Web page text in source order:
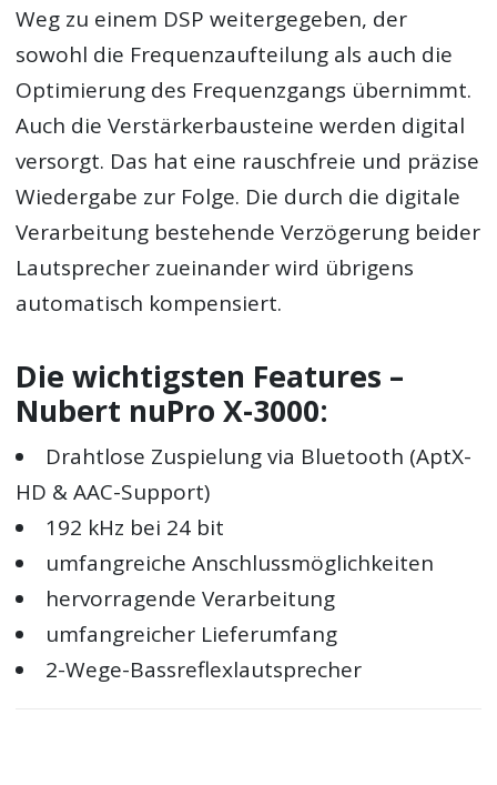
Weg zu einem DSP weitergegeben, der
sowohl die Frequenzaufteilung als auch die
Optimierung des Frequenzgangs übernimmt.
Auch die Verstärkerbausteine werden digital
versorgt. Das hat eine rauschfreie und präzise
Wiedergabe zur Folge. Die durch die digitale
Verarbeitung bestehende Verzögerung beider
Lautsprecher zueinander wird übrigens
automatisch kompensiert.
Die wichtigsten Features –
Nubert nuPro X-3000:
Drahtlose Zuspielung via Bluetooth (AptX-
HD & AAC-Support)
192 kHz bei 24 bit
umfangreiche Anschlussmöglichkeiten
hervorragende Verarbeitung
umfangreicher Lieferumfang
2-Wege-Bassreflexlautsprecher